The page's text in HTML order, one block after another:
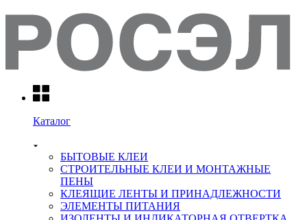
Каталог
БЫТОВЫЕ КЛЕИ
СТРОИТЕЛЬНЫЕ КЛЕИ И МОНТАЖНЫЕ
ПЕНЫ
КЛЕЯЩИЕ ЛЕНТЫ И ПРИНАДЛЕЖНОСТИ
ЭЛЕМЕНТЫ ПИТАНИЯ